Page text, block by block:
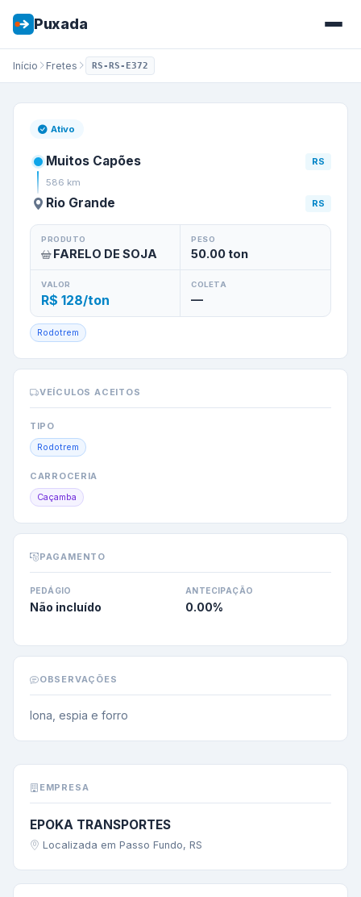
Puxada
Início Fretes RS-RS-E372
Frete de
Ativo
Muitos Capões
RS
586 km
Rio Grande RS
PRODUTO
FARELO DE SOJA
PESO
50.00ton
VALOR
R$ 128/ton
COLETA
—
Rodotrem
VEÍCULOS ACEITOS
TIPO
Rodotrem
CARROCERIA
Caçamba
PAGAMENTO
PEDÁGIO
Não incluído
ANTECIPAÇÃO
0.00%
OBSERVAÇÕES
lona, espia e forro
EMPRESA
EPOKA TRANSPORTES
Localizada em Passo Fundo, RS